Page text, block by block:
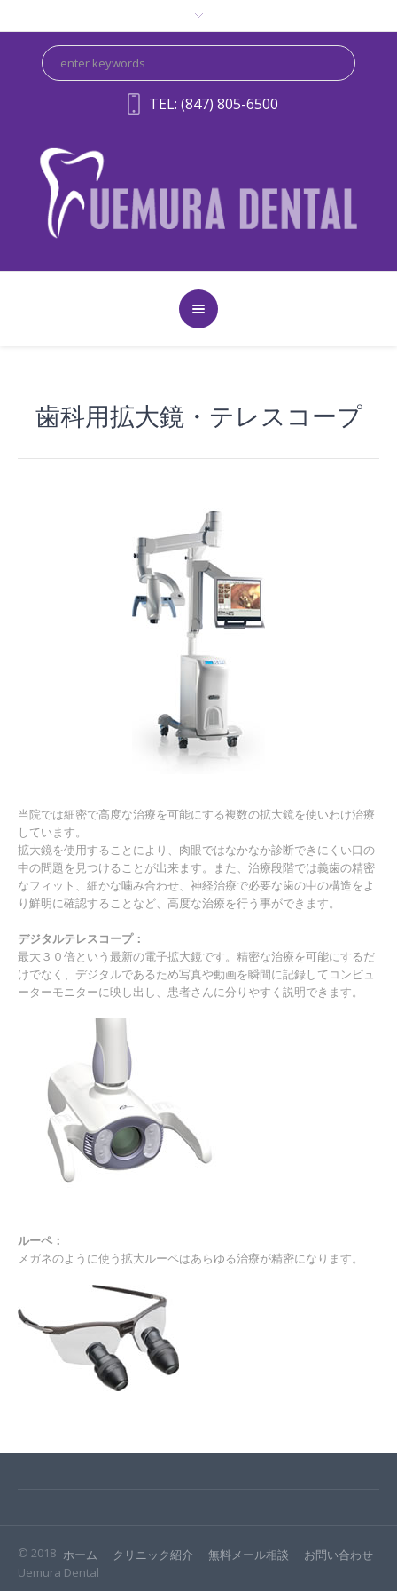
TEL: (847) 805-6500
歯科用拡大鏡・テレスコープ
当院では細密で高度な治療を可能にする複数の拡大鏡を使いわけ治療
しています。
拡大鏡を使用することにより、肉眼ではなかなか診断できにくい口の
中の問題を見つけることが出来ます。また、治療段階では義歯の精密
なフィット、細かな噛み合わせ、神経治療で必要な歯の中の構造をよ
り鮮明に確認することなど、高度な治療を行う事ができます。
デジタルテレスコープ：
最大３０倍という最新の電子拡大鏡です。精密な治療を可能にするだ
けでなく、デジタルであるため写真や動画を瞬間に記録してコンピュ
ーターモニターに映し出し、患者さんに分りやすく説明できます。
ルーペ：
メガネのように使う拡大ルーペはあらゆる治療が精密になります。
ホーム クリニック紹介 無料メール相談 お問い合わせ
© 2018
Uemura Dental